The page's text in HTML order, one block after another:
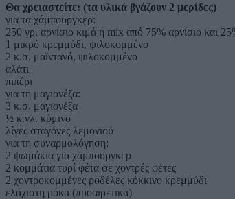
Θα χρειαστείτε: (τα υλικά βγάζουν 2 μερίδες)
για τα χάμπουργκερ:
250 γρ. αρνίσιο κιμά ή mix από 75% αρνίσιο και
1 μικρό κρεμμύδι, ψιλοκομμένο
2 κ.σ. μαϊντανό, ψιλοκομμένο
αλάτι
πιπέρι
για τη μαγιονέζα:
3 κ.σ. μαγιονέζα
½ κ.γλ. κύμινο
λίγες σταγόνες λεμονιού
για τη συναρμολόγηση:
2 ψωμάκια για χάμπουργκερ
2 κομμάτια τυρί φέτα σε χοντρές φέτες
2 χοντροκομμένες ροδέλες κόκκινο κρεμμύδι
ελάχιστη ρόκα (προαιρετικά)